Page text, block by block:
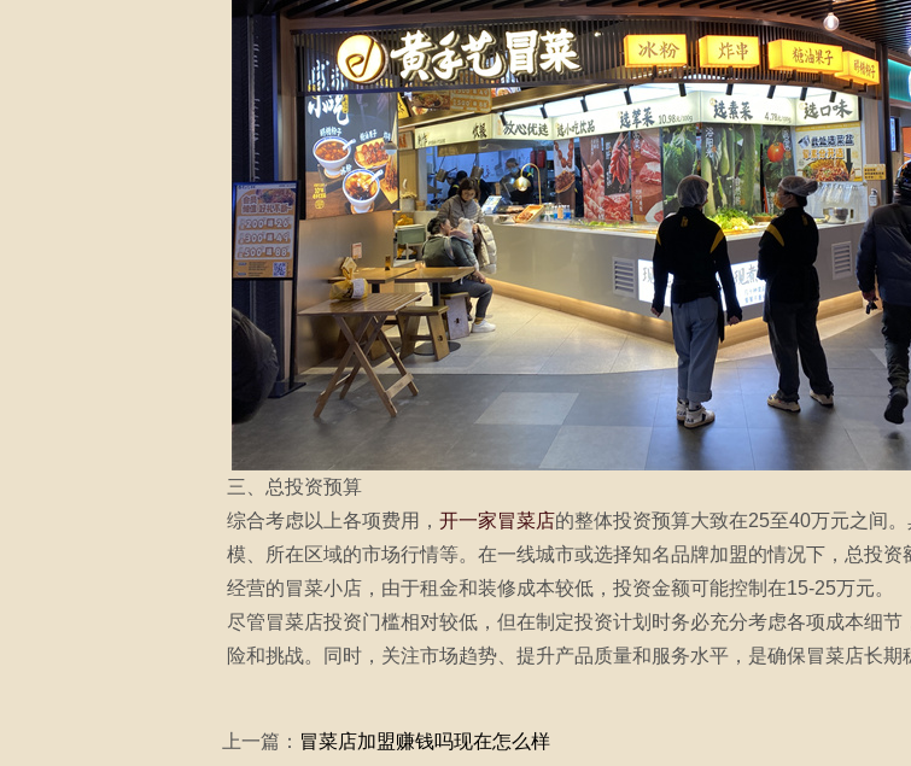
三、总投资预算
综合考虑以上各项费用， 开一家冒菜店的整体投资预算大致在25至40万元之间
模、所在区域的市场行情等。在一线城市或选择知名品牌加盟的情况下，总投
经营的冒菜小店，由于租金和装修成本较低，投资金额可能控制在15-25万元。
尽管冒菜店投资门槛相对较低，但在制定投资计划时务必充分考虑各项成本细
险和挑战。同时，关注市场趋势、提升产品质量和服务水平，是确保冒菜店长期
上一篇： 冒菜店加盟赚钱吗现在怎么样